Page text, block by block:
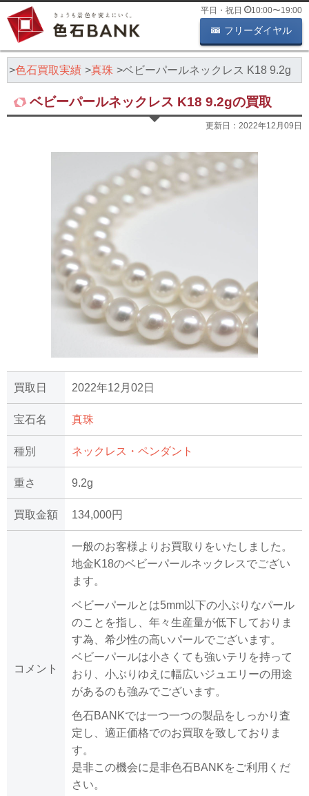
平日・祝日 10:00〜19:00
フリーダイヤル
色石買取実績 真珠 ベビーパールネックレス K18 9.2g
ベビーパールネックレス K18 9.2gの買取
更新日： 2022年12月09日
買取日 2022年12月02日
宝石名 真珠
種別 ネックレス・ペンダント
重さ 9.2g
買取金額 134,000円
コメント
一般のお客様よりお買取りをいたしました。
地金K18のベビーパールネックレスでござい
ます。
ベビーパールとは5mm以下の小ぶりなパール
のことを指し、年々生産量が低下しておりま
す為、希少性の高いパールでございます。
ベビーパールは小さくても強いテリを持って
おり、小ぶりゆえに幅広いジュエリーの用途
があるのも強みでございます。
色石BANKでは一つ一つの製品をしっかり査
定し、適正価格でのお買取を致しておりま
す。
是非この機会に是非色石BANKをご利用くだ
さい。